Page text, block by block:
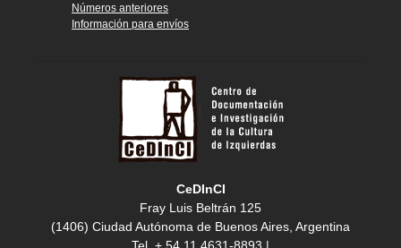
Números anteriores
Información para envíos
CeDInCI
Fray Luis Beltrán 125
(1406) Ciudad Autónoma de Buenos Aires, Argentina